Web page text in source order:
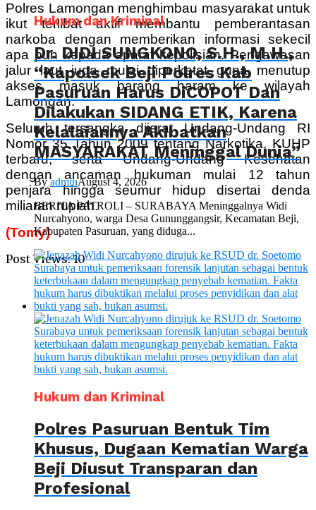
Polres Lamongan menghimbau masyarakat untuk
ikut terlibat aktif membantu pemberantasan
narkoba dengan memberikan informasi sekecil
apa pun kepada aparat kepolisian. Pengawasan
jalur laut juga mulai diperketat guna menutup
akses masuk barang haram ke wilayah
Lamongan.
Seluruh tersangka dijerat Undang-Undang RI
Nomor 35 Tahun 2009 tentang Narkotika, KUHP
terbaru, serta Undang-Undang Kesehatan
dengan ancaman hukuman mulai 12 tahun
penjara hingga seumur hidup disertai denda
miliaran rupiah.
(Tomy)
Post Views: 10
Hukum dan Kriminal
Dr. DIDI SUNGKONO, S.H., M.H.,
“Kapolsek Beji Polres Kab
Pasuruan Harus DiCOPOT Dan
Dilakukan SIDANG ETIK, Karena
Kelalaiannya Akibatkan
MASYARAKAT Meninggal Dunia”
ByadminAugust 4, 2026
BERITA PATROLI – SURABAYA Meninggalnya Widi
Nurcahyono, warga Desa Gununggangsir, Kecamatan Beji,
Kabupaten Pasuruan, yang diduga...
Hukum dan Kriminal
Polres Pasuruan Bentuk Tim
Khusus, Dugaan Kematian Warga
Beji Diusut Transparan dan
Profesional